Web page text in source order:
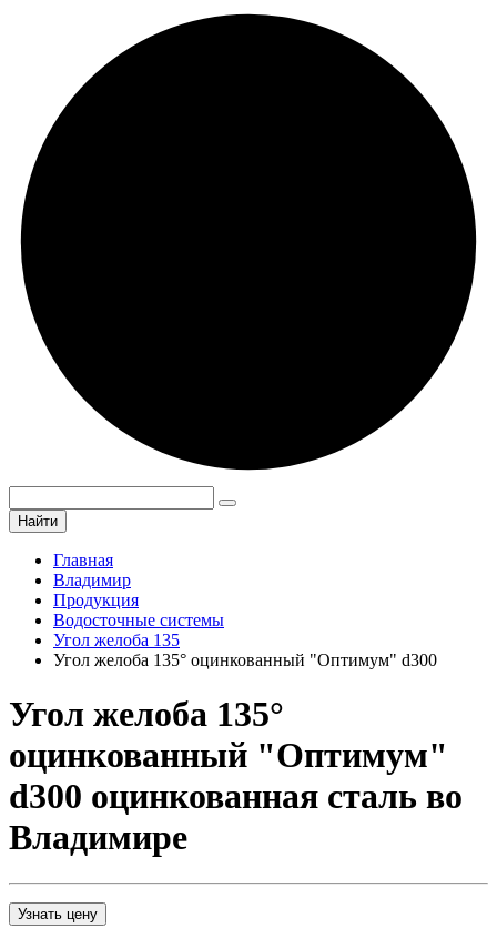
Найти
Главная
Владимир
Продукция
Водосточные системы
Угол желоба 135
Угол желоба 135° оцинкованный "Оптимум" d300
Угол желоба 135°
оцинкованный "Оптимум"
d300 оцинкованная сталь во
Владимире
Узнать цену